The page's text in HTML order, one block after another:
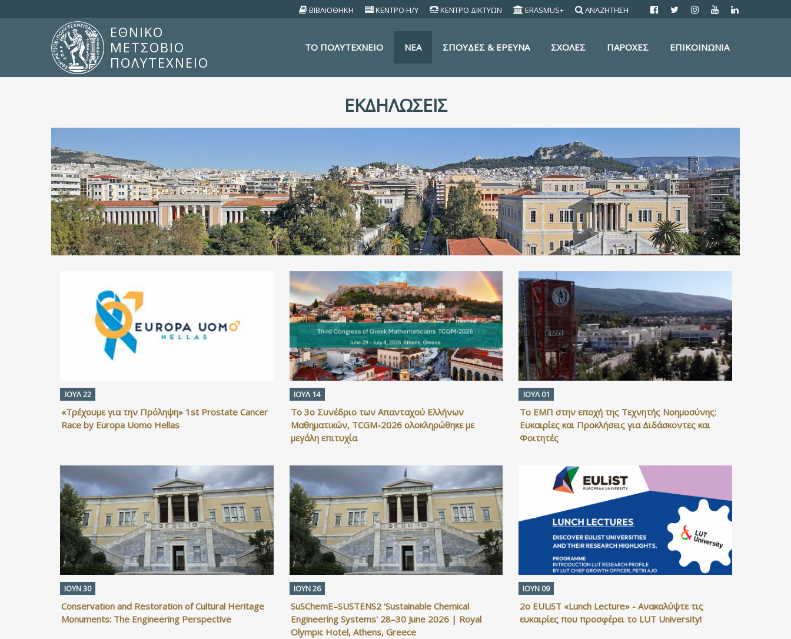
ΒΙΒΛΙΟΘΗΚΗ ΚΕΝΤΡΟ Η/Υ ΚΕΝΤΡΟ ΔΙΚΤΥΩΝ ERASMUS+ ΑΝΑΖΗΤΗΣΗ
ΕΘΝΙΚΟ
ΜΕΤΣΟΒΙΟ
ΠΟΛΥΤΕΧΝΕΙΟ
TO ΠΟΛΥΤΕΧΝΕΙΟ ΝΕΑ ΣΠΟΥΔΕΣ & ΕΡΕΥΝΑ ΣΧΟΛΕΣ ΠΑΡΟΧΕΣ ΕΠΙΚΟΙΝΩΝΙΑ
ΕΚΔΗΛΏΣΕΙΣ
ΙΟΥΛ 22
«Τρέχουμε για την Πρόληψη» 1st Prostate Cancer
Race by Europa Uomo Hellas
ΙΟΥΛ 14
Το 3ο Συνέδριο των Απανταχού Ελλήνων
Μαθηματικών, TCGM-2026 ολοκληρώθηκε με
μεγάλη επιτυχία
ΙΟΥΛ 01
Το ΕΜΠ στην εποχή της Τεχνητής Νοημοσύνης:
Ευκαιρίες και Προκλήσεις για Διδάσκοντες και
Φοιτητές
ΙΟΥΝ 30
Conservation and Restoration of Cultural Heritage
Monuments: The Engineering Perspective
ΙΟΥΝ 26
SuSChemE–SUSTENS2 ‘Sustainable Chemical
Engineering Systems' 28–30 June 2026 | Royal
Olympic Hotel, Athens, Greece
ΙΟΥΝ 09
2ο EULiST «Lunch Lecture» - Ανακαλύψτε τις
ευκαιρίες που προσφέρει το LUT University!